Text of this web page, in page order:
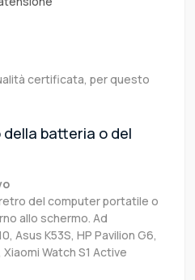
certificata, per questo
batteria o del
del computer portatile o
allo schermo. Ad
Asus K53S, HP Pavilion G6,
Xiaomi Watch S1 Active